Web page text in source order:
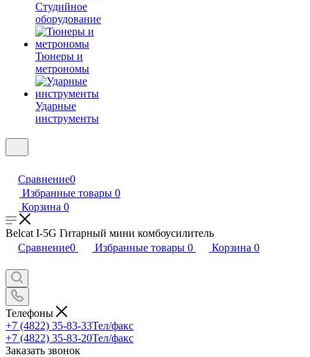
Студийное
оборудование
Тюнеры и
метрономы
Ударные
инструменты
Сравнение0
Избранные товары 0
Корзина 0
Belcat I-5G Гитарный мини комбоусилитель
Сравнение0 Избранные товары 0 Корзина 0
Телефоны
+7 (4822) 35-83-33Тел/факс
+7 (4822) 35-83-20Тел/факс
Заказать звонок